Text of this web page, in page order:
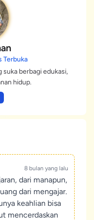
Terbuka
berbagi edukasi,
hidup.
8 bulan yang lalu
dari manapun,
dari mengajar.
keahlian bisa
mencerdaskan